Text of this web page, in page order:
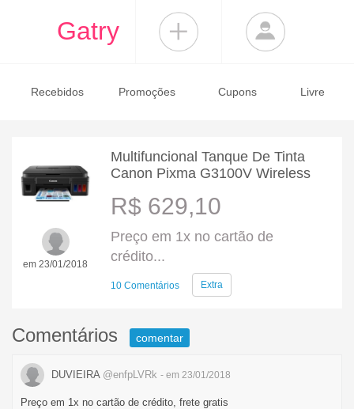
Gatry
Recebidos Promoções Cupons Livre
em 23/01/2018
Multifuncional Tanque De Tinta
Canon Pixma G3100V Wireless
R$ 629,10
Preço em 1x no cartão de
crédito...
10 Comentários Extra
Comentários comentar
DUVIEIRA @enfpLVRk - em 23/01/2018
Preço em 1x no cartão de crédito, frete gratis